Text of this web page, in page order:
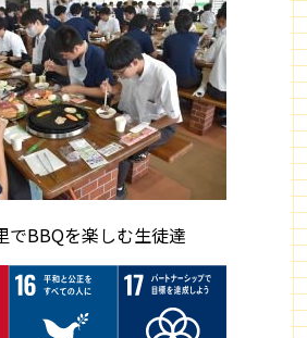
でBBQを楽しむ生徒達